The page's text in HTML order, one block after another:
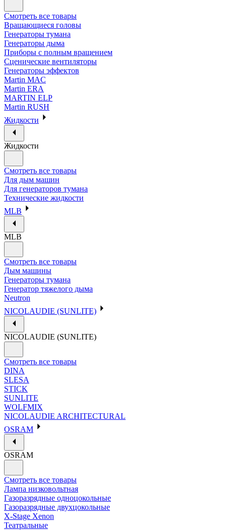
Смотреть все товары
Вращающиеся головы
Генераторы тумана
Генераторы дыма
Приборы с полным вращением
Сценические вентиляторы
Генераторы эффектов
Martin MAC
Martin ERA
MARTIN ELP
Martin RUSH
Жидкости
Жидкости
Смотреть все товары
Для дым машин
Для генераторов тумана
Технические жидкости
MLB
MLB
Смотреть все товары
Дым машины
Генераторы тумана
Генератор тяжелого дыма
Neutron
NICOLAUDIE (SUNLITE)
NICOLAUDIE (SUNLITE)
Смотреть все товары
DINA
SLESA
STICK
SUNLITE
WOLFMIX
NICOLAUDIE ARCHITECTURAL
OSRAM
OSRAM
Смотреть все товары
Лампа низковольтная
Газоразрядные одноцокольные
Газоразрядные двухцокольные
X-Stage Xenon
Театральные